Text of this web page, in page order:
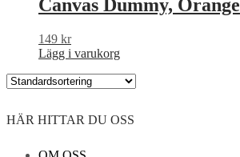
Canvas Dummy, Orange
149 kr
Lägg i varukorg
HÄR HITTAR DU OSS